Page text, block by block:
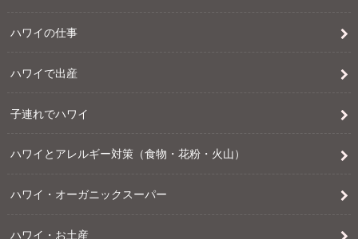
ハワイの仕事
ハワイで出産
子連れでハワイ
ハワイとアレルギー対策（食物・花粉・火山）
ハワイ・オーガニックスーパー
ハワイ・お土産